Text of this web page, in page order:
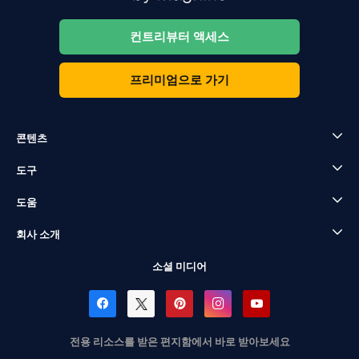
컨트리뷰터 액세스
프리미엄으로 가기
콘텐츠
도구
도움
회사 소개
소셜 미디어
전용 리소스를 받은 편지함에서 바로 받아보세요